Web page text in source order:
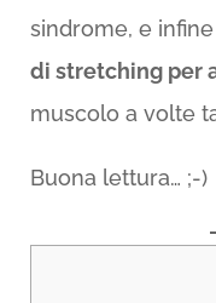
sindrome, e
di stretching per
muscolo a volte
Buona lettura… ;-)